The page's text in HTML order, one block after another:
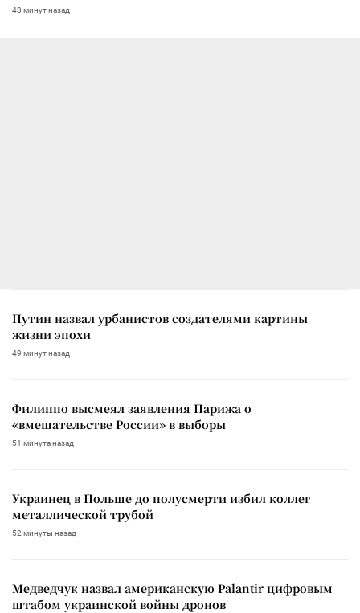
48 минут назад
Путин назвал урбанистов создателями картины
жизни эпохи
49 минут назад
Филиппо высмеял заявления Парижа о
«вмешательстве России» в выборы
51 минута назад
Украинец в Польше до полусмерти избил коллег
металлической трубой
52 минуты назад
Медведчук назвал американскую Palantir цифровым
штабом украинской войны дронов